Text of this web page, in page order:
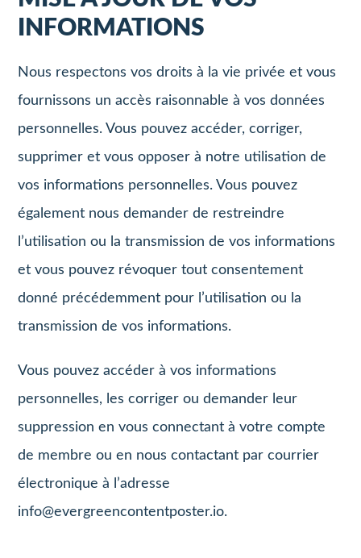
INFORMATIONS
Nous respectons vos droits à la vie privée et vous
fournissons un accès raisonnable à vos données
personnelles. Vous pouvez accéder, corriger,
supprimer et vous opposer à notre utilisation de
vos informations personnelles. Vous pouvez
également nous demander de restreindre
l’utilisation ou la transmission de vos informations
et vous pouvez révoquer tout consentement
donné précédemment pour l’utilisation ou la
transmission de vos informations.
Vous pouvez accéder à vos informations
personnelles, les corriger ou demander leur
suppression en vous connectant à votre compte
de membre ou en nous contactant par courrier
électronique à l’adresse
info@evergreencontentposter.io.